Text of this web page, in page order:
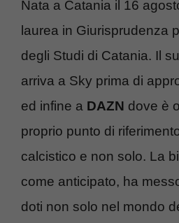
Nata a Catania il 16
laurea in Giurisprudenza
degli Studi di Catania. Il
arriva a Sky prima di
ed infine a DAZN dove è
proprio punto di
calcistico e non solo. La
come anticipato, ha
doti non solo nel mondo